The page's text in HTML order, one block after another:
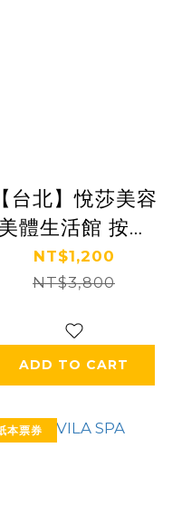
【台北】悅莎美容
美體生活館 按摩
券 Ⓗ
NT$1,200
NT$3,800
ADD TO CART
本票券